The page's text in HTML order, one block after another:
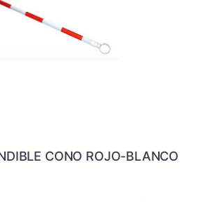
CONO ROJO-BLANCO